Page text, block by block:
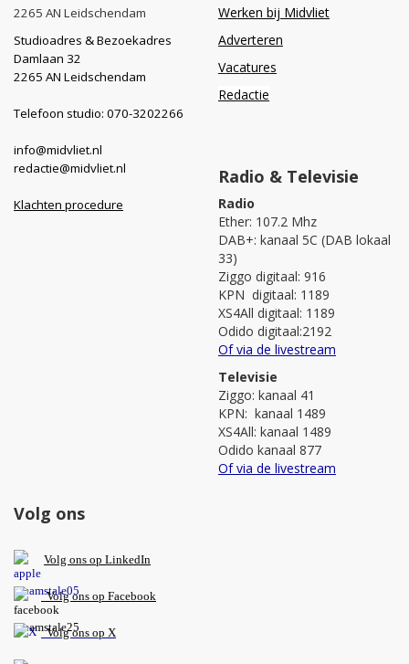
2265 AN Leidschendam
Studioadres & Bezoekadres
Damlaan 32
2265 AN Leidschendam
Telefoon studio: 070-3202266
info@midvliet.nl
redactie@midvliet.nl
Klachten procedure
Werken bij Midvliet
Adverteren
Vacatures
Redactie
Radio & Televisie
Radio
Ether: 107.2 Mhz
DAB+: kanaal 5C (DAB lokaal
33)
Ziggo digitaal: 916
KPN digitaal: 1189
XS4All digitaal: 1189
Odido digitaal:2192
Of via de livestream
Televisie
Ziggo: kanaal 41
KPN: kanaal 1489
XS4All: kanaal 1489
Odido kanaal 877
Of via de livestream
Volg ons
Volg ons op LinkedIn
Volg ons op Facebook
Volg ons op X